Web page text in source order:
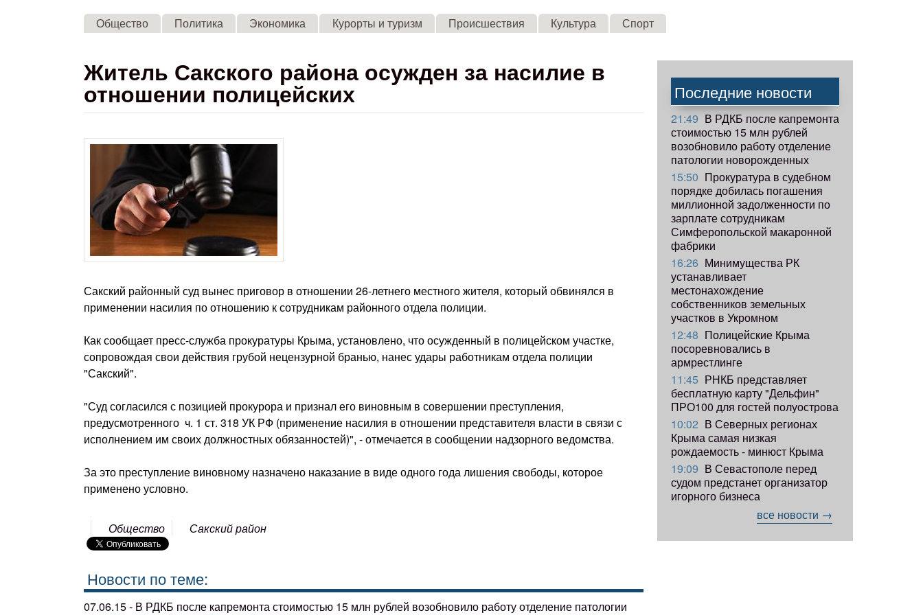
Skip to main content
Общество Политика Экономика Курорты и туризм Происшествия Культура Спорт
​Житель Сакского района осужден за насилие в
отношении полицейских
Сакский районный суд вынес приговор в отношении 26-летнего местного жителя, который обвинялся в
применении насилия по отношению к сотрудникам районного отдела полиции.
Как сообщает пресс-служба прокуратуры Крыма, установлено, что осужденный в полицейском участке,
сопровождая свои действия грубой нецензурной бранью, нанес удары работникам отдела полиции
"Сакский".
"Суд согласился с позицией прокурора и признал его виновным в совершении преступления,
предусмотренного ч. 1 ст. 318 УК РФ (применение насилия в отношении представителя власти в связи с
исполнением им своих должностных обязанностей)", - отмечается в сообщении надзорного ведомства.
За это преступление виновному назначено наказание в виде одного года лишения свободы, которое
применено условно.
Общество Сакский район
Новости по теме:
07.06.15 - В РДКБ после капремонта стоимостью 15 млн рублей возобновило работу отделение патологии
Последние новости
21:49 В РДКБ после капремонта
стоимостью 15 млн рублей
возобновило работу отделение
патологии новорожденных
15:50 Прокуратура в судебном
порядке добилась погашения
миллионной задолженности по
зарплате сотрудникам
Симферопольской макаронной
фабрики
16:26 Минимущества РК
устанавливает
местонахождение
собственников земельных
участков в Укромном
12:48 Полицейские Крыма
посоревновались в
армрестлинге
11:45 РНКБ представляет
бесплатную карту "Дельфин"
ПРО100 для гостей полуострова
10:02 В Северных регионах
Крыма самая низкая
рождаемость - минюст Крыма
19:09 В Севастополе перед
судом предстанет организатор
игорного бизнеса
все новости →